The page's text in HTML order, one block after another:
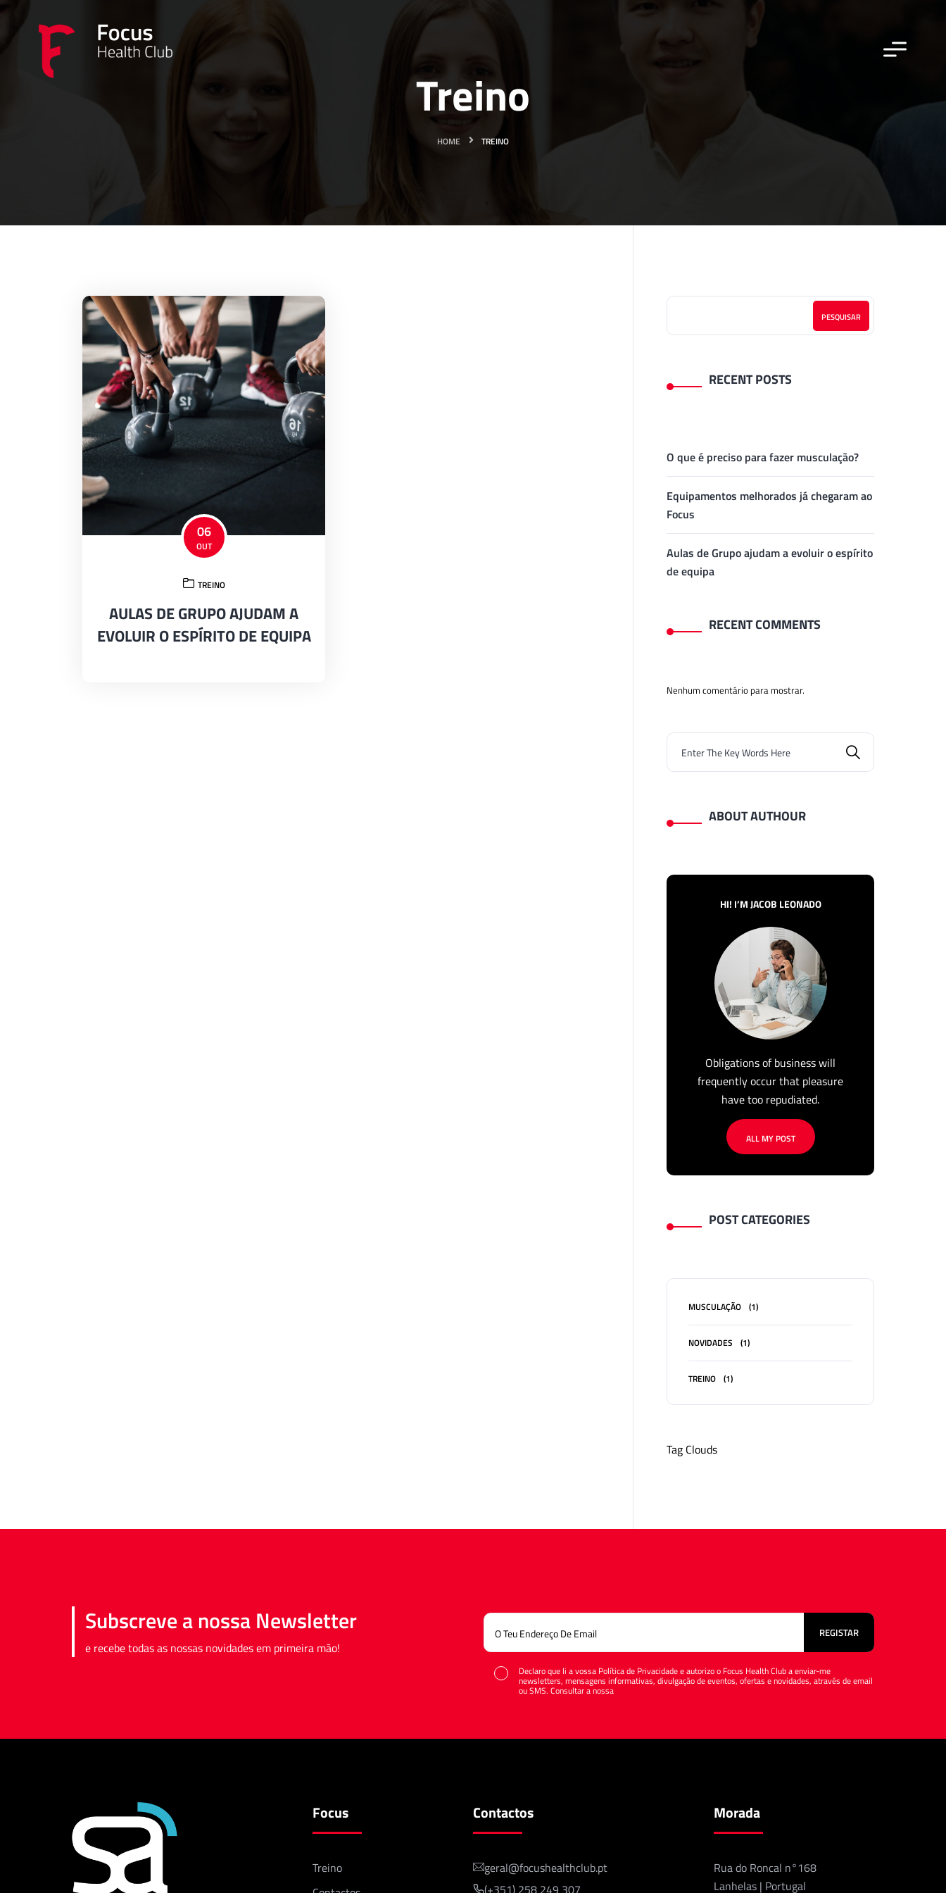
Treino
HOME TREINO
06
OUT
TREINO
AULAS DE GRUPO AJUDAM A
EVOLUIR O ESPÍRITO DE EQUIPA
PESQUISAR
RECENT POSTS
O que é preciso para fazer musculação?
Equipamentos melhorados já chegaram ao
Focus
Aulas de Grupo ajudam a evoluir o espírito
de equipa
RECENT COMMENTS
Nenhum comentário para mostrar.
ABOUT AUTHOUR
HI! I’M JACOB LEONADO
Obligations of business will
frequently occur that pleasure
have too repudiated.
ALL MY POST
POST CATEGORIES
MUSCULAÇÃO (1)
NOVIDADES (1)
TREINO (1)
Tag Clouds
Subscreve a nossa Newsletter
e recebe todas as nossas novidades em primeira mão!
Declaro que li a vossa Política de Privacidade e autorizo o Focus Health Club a enviar-me
newsletters, mensagens informativas, divulgação de eventos, ofertas e novidades, através de email
ou SMS. Consultar a nossa Política de Privacidade
Focus
Treino
Contactos
geral@focushealthclub.pt
(+351) 258 249 307
Morada
Rua do Roncal n°168
Lanhelas | Portugal